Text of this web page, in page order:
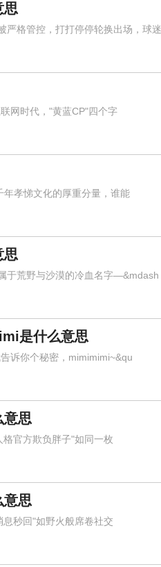
思
格管控，打打停停轮换出场，球
时代，"黄蓝CP"四个字
孝悌文化的厚重分量，谁能
思
荒野与沙漠的冷血名字—&mdash
是什么意思
你个秘密，mimimimi~&qu
意思
官方欺负胖子"如同一枚
意思
秒回"如野火般席卷社交